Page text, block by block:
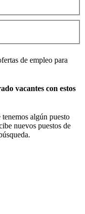
de empleo para
vacantes con estos
algún puesto
nuevos puestos de